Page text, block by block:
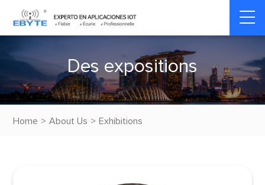
Des expositions
Home > About Us > Exhibitions